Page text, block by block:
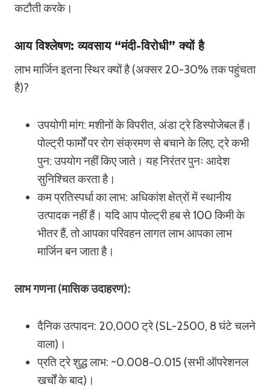
कटौती करके।
आय विश्लेषण: व्यवसाय “मंदी-विरोधी” क्यों है
लाभ मार्जिन इतना स्थिर क्यों है (अक्सर 20-30% तक पहुंचता
है)?
उपयोगी मांग: मशीनों के विपरीत, अंडा ट्रे डिस्पोजेबल हैं।
पोल्ट्री फार्मों पर रोग संक्रमण से बचाने के लिए, ट्रे कभी
पुन: उपयोग नहीं किए जाते। यह निरंतर पुनः आदेश
सुनिश्चित करता है।
कम प्रतिस्पर्धा का लाभ: अधिकांश क्षेत्रों में स्थानीय
उत्पादक नहीं हैं। यदि आप पोल्ट्री हब से 100 किमी के
भीतर हैं, तो आपका परिवहन लागत लाभ आपका लाभ
मार्जिन बन जाता है।
लाभ गणना (मासिक उदाहरण):
दैनिक उत्पादन: 20,000 ट्रे (SL-2500, 8 घंटे चलने
वाला)।
प्रति ट्रे शुद्ध लाभ: ~0.008−0.015 (सभी ऑपरेशनल
खर्चों के बाद)।